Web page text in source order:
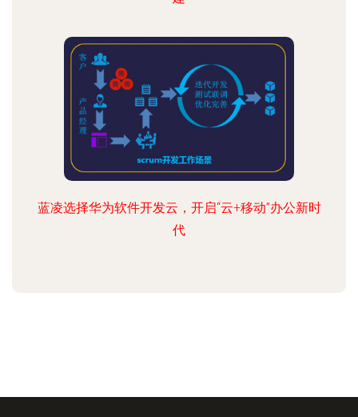
蓝凌选择华为软件开发云，开启“云+移动”办公新时
代